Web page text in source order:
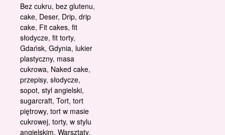
Bez cukru, bez glutenu,
cake, Deser, Drip, drip
cake, Fit cakes, fit
słodycze, fit torty,
Gdańsk, Gdynia, lukier
plastyczny, masa
cukrowa, Naked cake,
przepisy, słodycze,
sopot, styl angielski,
sugarcraft, Tort, tort
piętrowy, tort w masie
cukrowej, torty, w stylu
angielskim, Warsztaty,